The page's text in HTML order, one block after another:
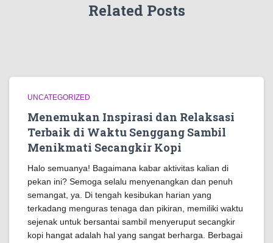
Related Posts
UNCATEGORIZED
Menemukan Inspirasi dan Relaksasi
Terbaik di Waktu Senggang Sambil
Menikmati Secangkir Kopi
Halo semuanya! Bagaimana kabar aktivitas kalian di
pekan ini? Semoga selalu menyenangkan dan penuh
semangat, ya. Di tengah kesibukan harian yang
terkadang menguras tenaga dan pikiran, memiliki waktu
sejenak untuk bersantai sambil menyeruput secangkir
kopi hangat adalah hal yang sangat berharga. Berbagai